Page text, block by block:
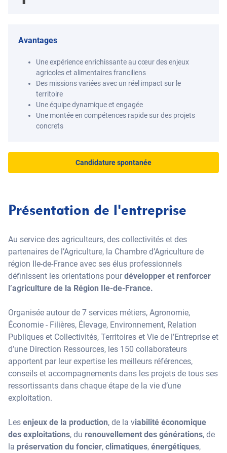
Avantages
Une expérience enrichissante au cœur des enjeux
agricoles et alimentaires franciliens
Des missions variées avec un réel impact sur le
territoire
Une équipe dynamique et engagée
Une montée en compétences rapide sur des projets
concrets
Candidature spontanée
Présentation de l'entreprise
Au service des agriculteurs, des collectivités et des
partenaires de l’Agriculture, la Chambre d’Agriculture de
région Ile-de-France avec ses élus professionnels
définissent les orientations pourdévelopper et renforcer
l’agriculture de la Région Ile-de-France.
Organisée autour de 7 services métiers, Agronomie,
Économie - Filières, Élevage, Environnement, Relation
Publiques et Collectivités, Territoires et Vie de l’Entreprise et
d’une Direction Ressources, les 150 collaborateurs
apportent par leur expertise les meilleurs références,
conseils et accompagnements dans les projets de tous ses
ressortissants dans chaque étape de la vie d’une
exploitation.
Les enjeux de la production, de la viabilité économique
des exploitations, du renouvellement des générations, de
la préservation du foncier, climatiques, énergétiques,